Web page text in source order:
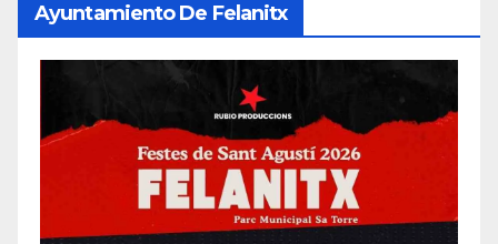
Ayuntamiento De Felanitx